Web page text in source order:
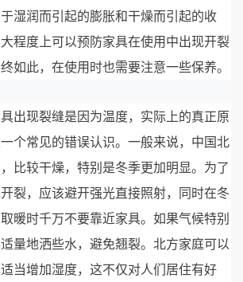
湿润而引起的膨胀和干燥而引起的收
程度上可以预防家具在使用中出现开裂
如此，在使用时也需要注意一些保养。
出现裂缝是因为温度，实际上的真正原
个常见的错误认识。一般来说，中国北
比较干燥，特别是冬季更加明显。为了
裂，应该避开强光直接照射，同时在冬
暖时千万不要靠近家具。如果气候特别
量地洒些水，避免翘裂。北方家庭可以
当增加湿度，这不仅对人们居住有好